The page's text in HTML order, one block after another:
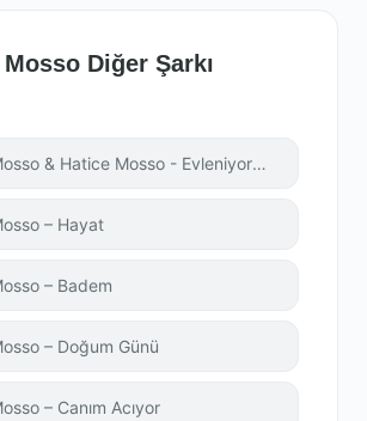
Diğer Şarkı
Melek Mosso & Hatice Mosso - Evleniyormuş
– Hayat
– Badem
– Doğum Günü
– Canım Acıyor